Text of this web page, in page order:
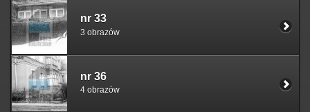
nr 33
3 obrazów
nr 36
4 obrazów